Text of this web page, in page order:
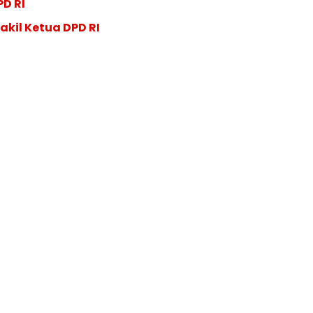
RI
Ketua DPD RI